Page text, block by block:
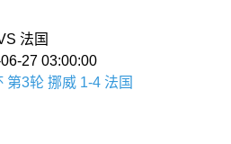
法国
27 03:00:00
第3轮 挪威 1-4 法国